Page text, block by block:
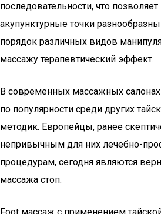
последовательности, что
акупунктурные точки
порядок различных видов
массажу терапевтический эффект.
В современных массажных
по популярности среди других
методик. Европейцы, ранее
непривычным для них лечебно-
процедурам, сегодня являются
массажа стоп.